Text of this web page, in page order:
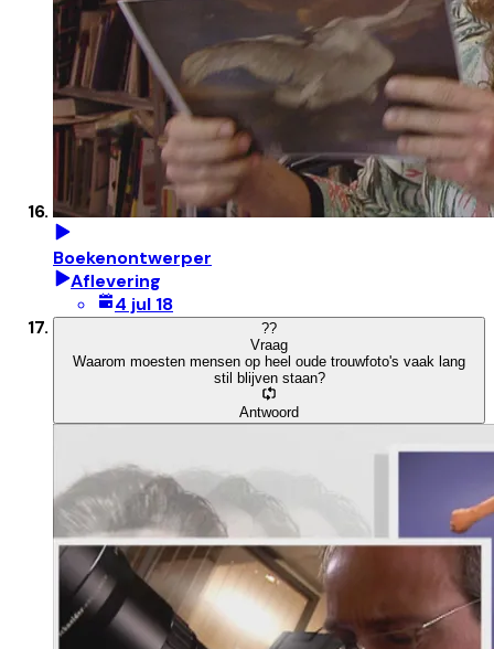
Boekenontwerper
Aflevering
4 jul 18
??
Vraag
Waarom moesten mensen op heel oude trouwfoto's vaak lang
stil blijven staan?
Antwoord